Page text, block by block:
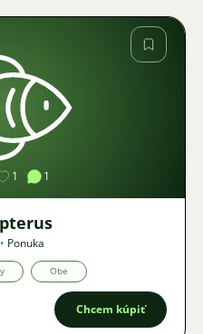
Obrázok
1 1
• Ponuka
Obe
Chcem kúpiť